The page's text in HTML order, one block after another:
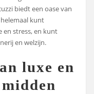
biedt een oase van
kunt
en stress, en kunt
en welzijn.
luxe en